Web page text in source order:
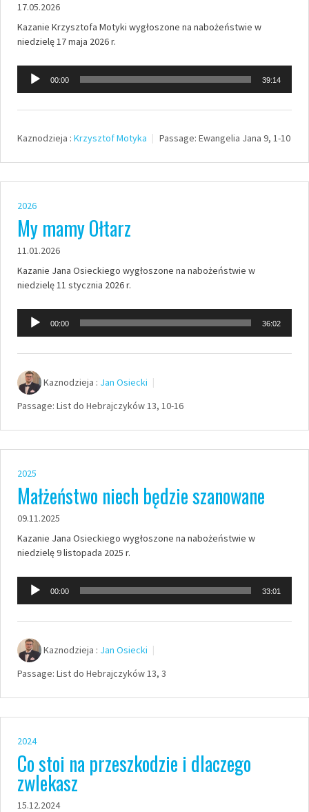
17.05.2026
Kazanie Krzysztofa Motyki wygłoszone na nabożeństwie w
niedzielę 17 maja 2026 r.
Odtwarzacz
plików
dźwiękowych
00:00 39:14
Kaznodzieja : Krzysztof Motyka Passage: Ewangelia Jana 9, 1-10
2026
My mamy Ołtarz
11.01.2026
Kazanie Jana Osieckiego wygłoszone na nabożeństwie w
niedzielę 11 stycznia 2026 r.
Odtwarzacz
plików
dźwiękowych
00:00 36:02
Kaznodzieja : Jan Osiecki
Passage: List do Hebrajczyków 13, 10-16
2025
Małżeństwo niech będzie szanowane
09.11.2025
Kazanie Jana Osieckiego wygłoszone na nabożeństwie w
niedzielę 9 listopada 2025 r.
Odtwarzacz
plików
dźwiękowych
00:00 33:01
Kaznodzieja : Jan Osiecki
Passage: List do Hebrajczyków 13, 3
2024
Co stoi na przeszkodzie i dlaczego
zwlekasz
15.12.2024